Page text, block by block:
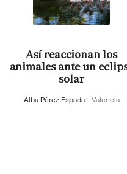
Así reaccionan los
animales ante un
solar
Alba Pérez Espada Valencia